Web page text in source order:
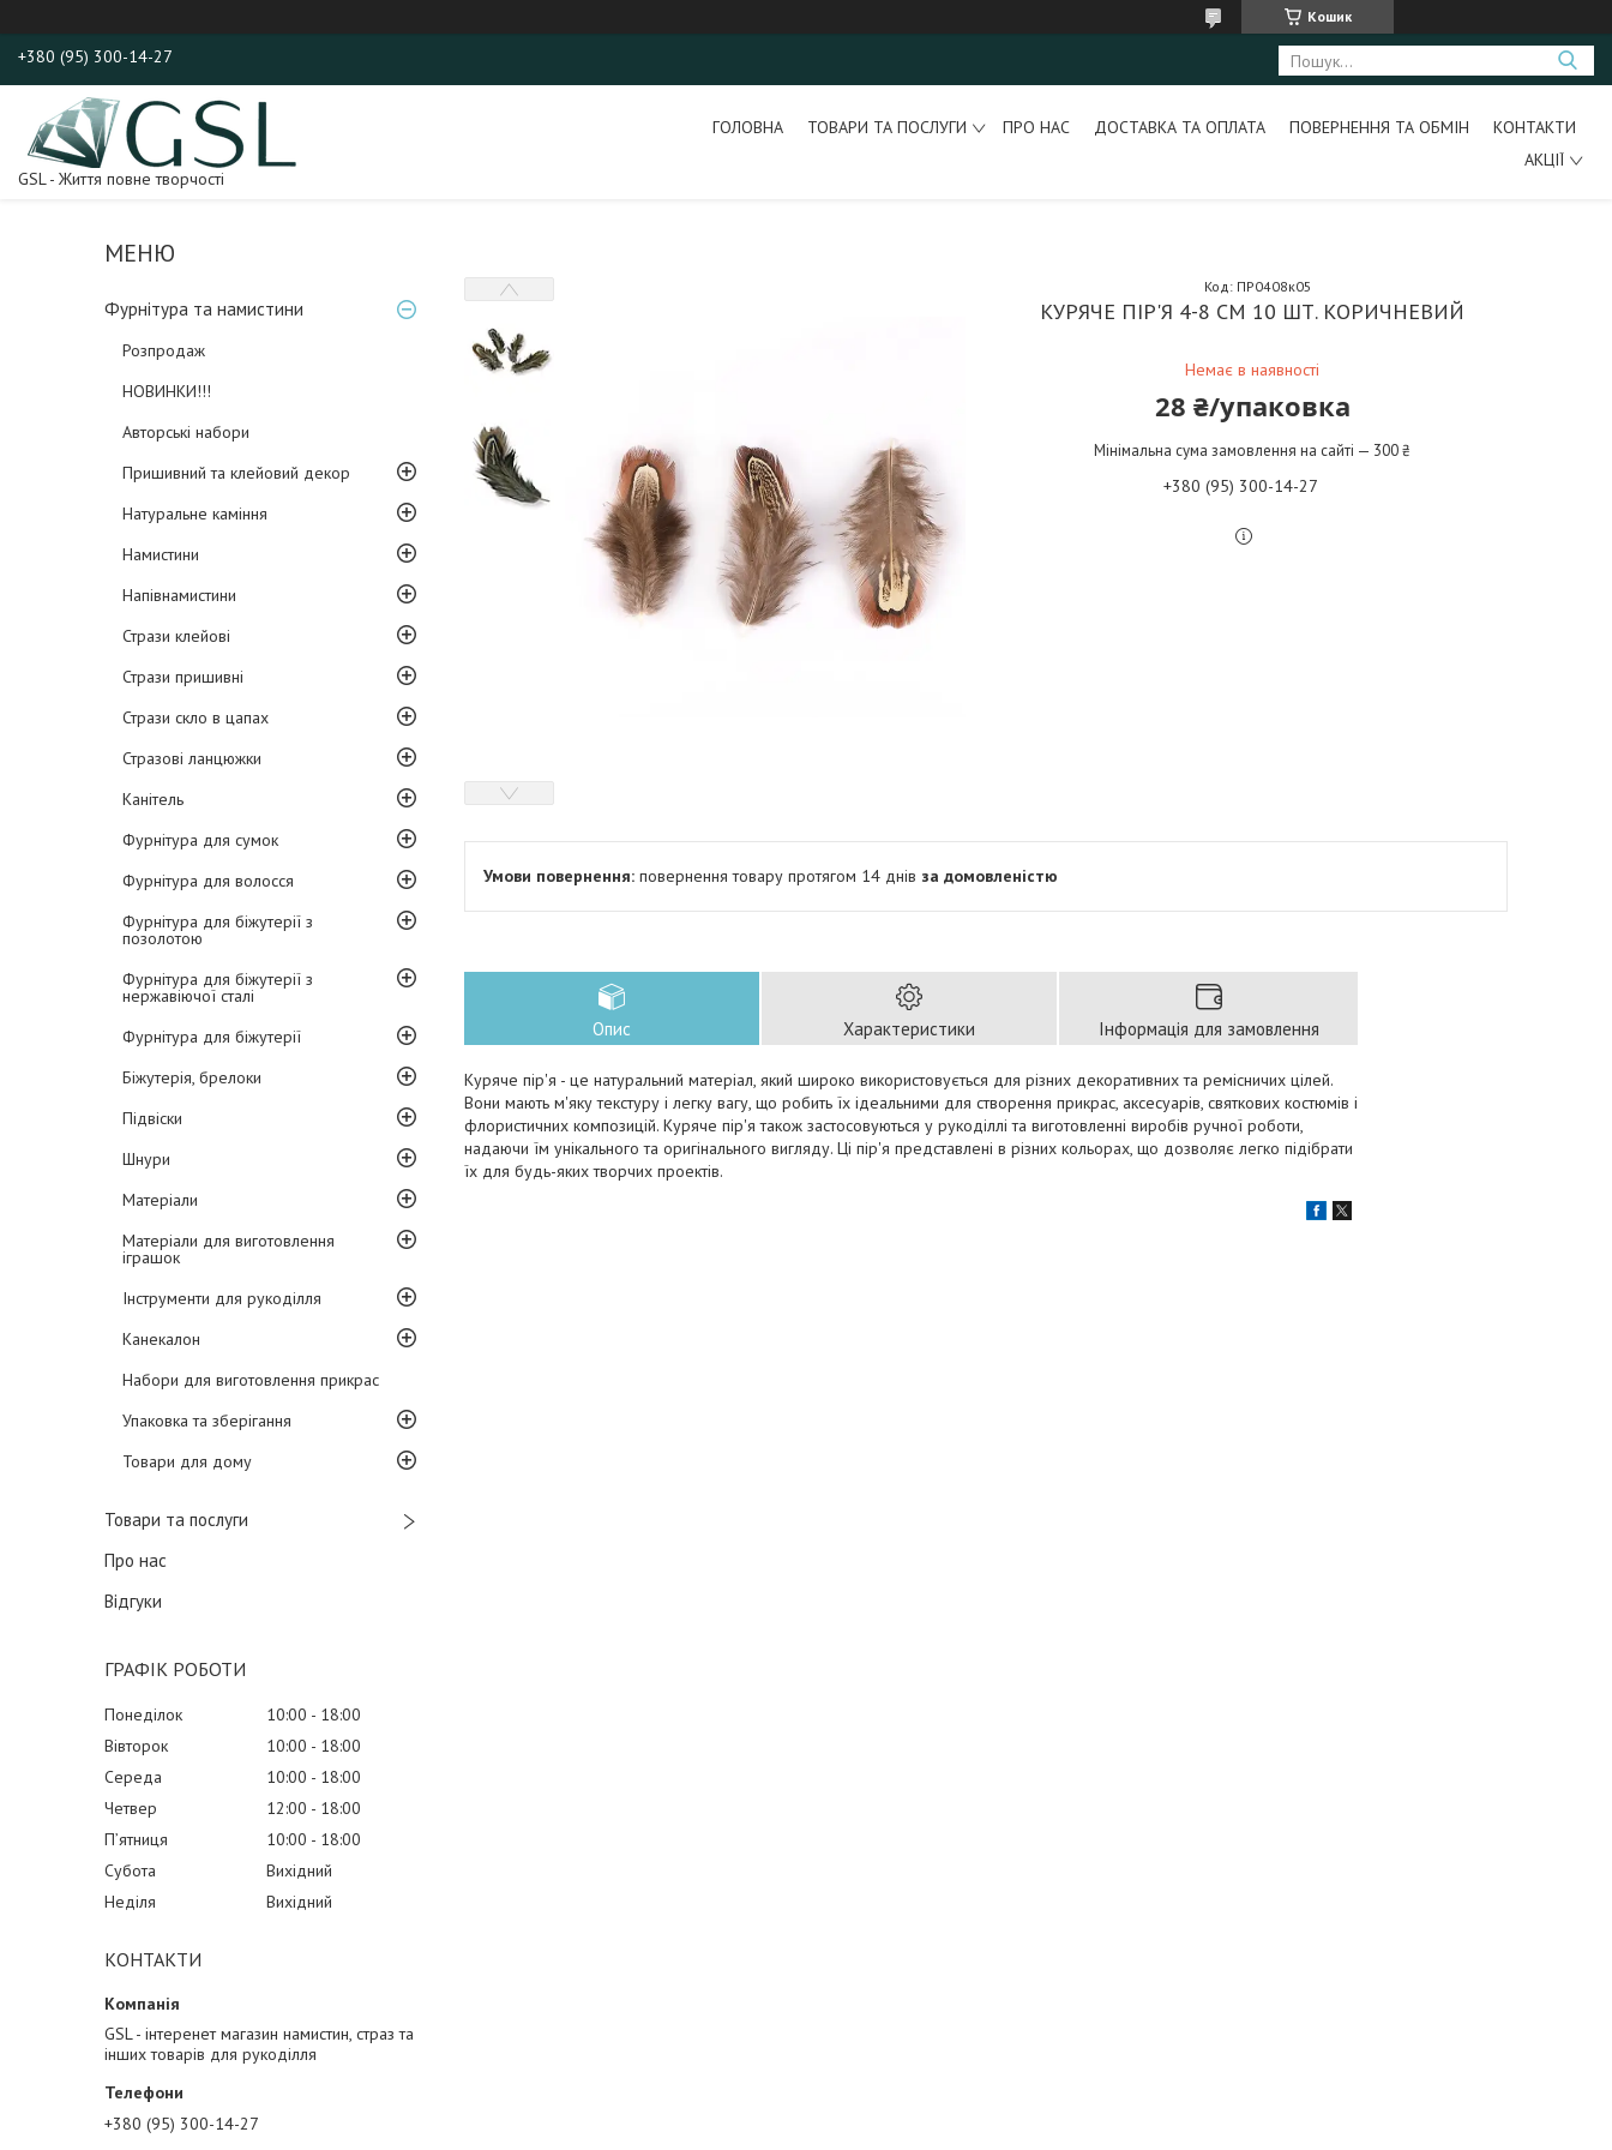
Кошик
+380 (95) 300-14-27
GSL - Життя повне творчості
ГОЛОВНА ТОВАРИ ТА ПОСЛУГИ ПРО НАС ДОСТАВКА ТА ОПЛАТА ПОВЕРНЕННЯ ТА ОБМІН
КОНТАКТИ
АКЦІЇ
Фурнітура та намистини
Розпродаж
НОВИНКИ!!!
Авторські набори
Пришивний та клейовий декор
Натуральне каміння
Намистини
Напівнамистини
Стрази клейові
Стрази пришивні
Стрази скло в цапах
Стразові ланцюжки
Канітель
Фурнітура для сумок
Фурнітура для волосся
Фурнітура для біжутерії з
позолотою
Фурнітура для біжутерії з
нержавіючої сталі
Фурнітура для біжутерії
Біжутерія, брелоки
Підвіски
Шнури
Матеріали
Матеріали для виготовлення
іграшок
Інструменти для рукоділля
Канекалон
Набори для виготовлення прикрас
Упаковка та зберігання
Товари для дому
Товари та послуги
Про нас
Відгуки
ГРАФІК РОБОТИ
Понеділок 10:00
18:00
Вівторок
10:00
18:00
Середа
10:00
18:00
Четвер
12:00
18:00
Пʼятниця
10:00
18:00
Субота
Вихідний
Неділя
Вихідний
КОНТАКТИ
GSL - інтеренет магазин намистин, страз та
інших товарів для рукоділля
+380 (95) 300-14-27
КУРЯЧЕ ПІР'Я 4-8 СМ 10 ШТ. КОРИЧНЕВИЙ
Немає в наявності
Код: ПР0408к05
28 ₴/упаковка
Мінімальна сума замовлення на сайті — 300 ₴
+380 (95) 300-14-27
повернення товару протягом 14 днів за домовленістю
Опис Характеристики Інформація для замовлення
Куряче пір'я - це натуральний матеріал, який широко використовується для різних декоративних та ремісничих цілей.
Вони мають м'яку текстуру і легку вагу, що робить їх ідеальними для створення прикрас, аксесуарів, святкових костюмів і
флористичних композицій. Куряче пір'я також застосовуються у рукоділлі та виготовленні виробів ручної роботи,
надаючи їм унікального та оригінального вигляду. Ці пір'я представлені в різних кольорах, що дозволяє легко підібрати
їх для будь-яких творчих проектів.